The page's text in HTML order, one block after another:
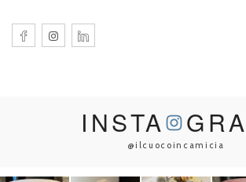
INSTA
@ilcuocoincamicia